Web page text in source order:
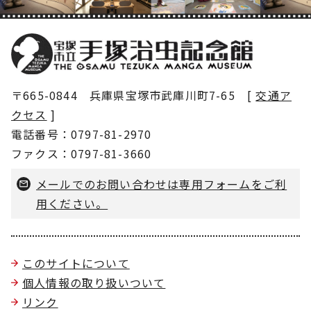
〒665-0844 兵庫県宝塚市武庫川町7-65 [交通ア
クセス ]
電話番号：0797-81-2970
ファクス：0797-81-3660
メールでのお問い合わせは専用フォームをご利
用ください。
このサイトについて
個人情報の取り扱いついて
リンク